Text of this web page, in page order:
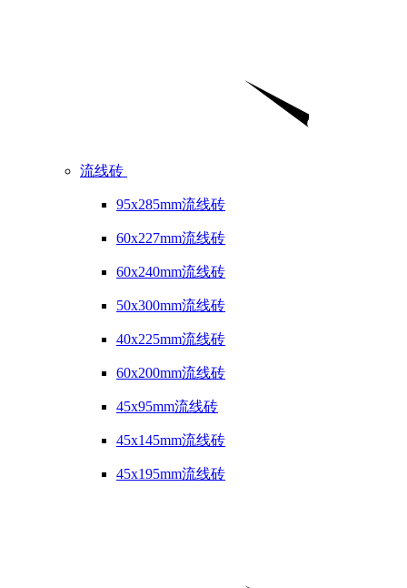
流线砖
95x285mm流线砖
60x227mm流线砖
60x240mm流线砖
50x300mm流线砖
40x225mm流线砖
60x200mm流线砖
45x95mm流线砖
45x145mm流线砖
45x195mm流线砖